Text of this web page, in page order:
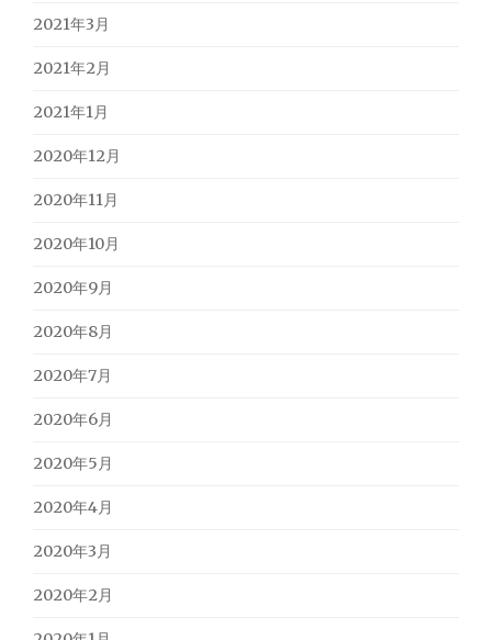
2021年3月
2021年2月
2021年1月
2020年12月
2020年11月
2020年10月
2020年9月
2020年8月
2020年7月
2020年6月
2020年5月
2020年4月
2020年3月
2020年2月